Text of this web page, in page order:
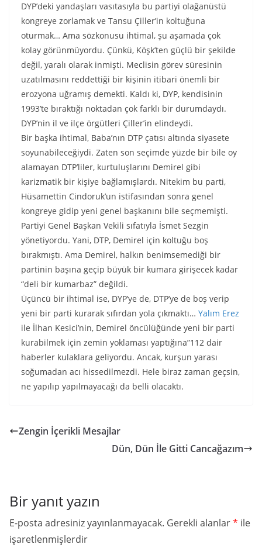
DYP’deki yandaşları vasıtasıyla bu partiyi olağanüstü
kongreye zorlamak ve Tansu Çiller’in koltuğuna
oturmak… Ama sözkonusu ihtimal, şu aşamada çok
kolay görünmüyordu. Çünkü, Köşk’ten güçlü bir şekilde
değil, yaralı olarak inmişti. Meclisin görev süresinin
uzatılmasını reddettiği bir kişinin itibari önemli bir
erozyona uğramış demekti. Kaldı ki, DYP, kendisinin
1993’te bıraktığı noktadan çok farklı bir durumdaydı.
DYP’nin il ve ilçe örgütleri Çiller’in elindeydi.
Bir başka ihtimal, Baba’nın DTP çatısı altında siyasete
soyunabileceğiydi. Zaten son seçimde yüzde bir bile oy
alamayan DTP’liler, kurtuluşlarını Demirel gibi
karizmatik bir kişiye bağlamışlardı. Nitekim bu parti,
Hüsamettin Cindoruk’un istifasından sonra genel
kongreye gidip yeni genel başkanını bile seçmemişti.
Partiyi Genel Başkan Vekili sıfatıyla İsmet Sezgin
yönetiyordu. Yani, DTP, Demirel için koltuğu boş
bırakmıştı. Ama Demirel, halkın benimsemediği bir
partinin başına geçip büyük bir kumara girişecek kadar
“deli bir kumarbaz” değildi.
Üçüncü bir ihtimal ise, DYP’ye de, DTP’ye de boş verip
yeni bir parti kurarak sıfırdan yola çıkmaktı… Yalım Erez
ile İlhan Kesici’nin, Demirel öncülüğünde yeni bir parti
kurabilmek için zemin yoklaması yaptığına”112 dair
haberler kulaklara geliyordu. Ancak, kurşun yarası
soğumadan acı hissedilmezdi. Hele biraz zaman geçsin,
ne yapılıp yapılmayacağı da belli olacaktı.
Zengin İçerikli Mesajlar
Dün, Dün İle Gitti Cancağazım
Bir yanıt yazın
E-posta adresiniz yayınlanmayacak. Gerekli alanlar* ile
işaretlenmişlerdir